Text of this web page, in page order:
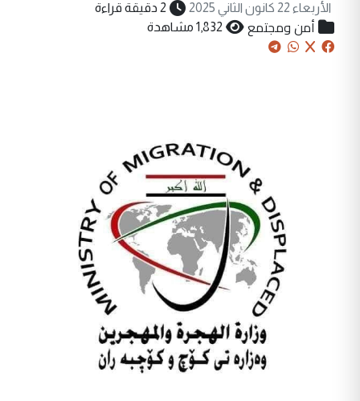
الأربعاء 22 كانون الثاني 2025 2 دقيقة قراءة
أمن ومجتمع 1,832 مشاهدة